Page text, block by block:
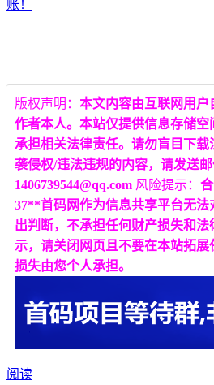
版权声明： 本文内容由互联网用
作者本人。本站仅提供信息存储
承担相关法律责任。请勿盲目下
袭侵权/违法违规的内容，请发送邮
1406739544@qq.com 风险提示：
37**首码网作为信息共享平台无
出判断，不承担任何财产损失和
示，请关闭网页且不要在本站拓
损失由您个人承担。
阅读